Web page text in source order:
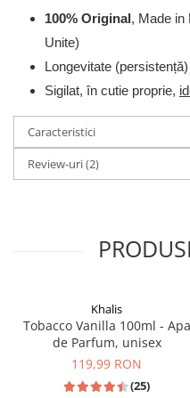
100% Original, Made in
Unite)
Longevitate
Sigilat, în cutie proprie,
Caracteristici
Review-uri(2)
Khalis
Tobacco Vanilla 100ml - Apa
de Parfum, unisex
119,99 RON
(25)